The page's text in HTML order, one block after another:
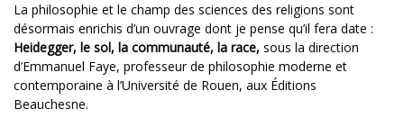
La philosophie et le champ des sciences des religions sont
désormais enrichis d’un ouvrage dont je pense qu’il fera date :
Heidegger, le sol, la communauté, la race, sous la direction
d’Emmanuel Faye, professeur de philosophie moderne et
contemporaine à l’Université de Rouen, aux Éditions
Beauchesne.